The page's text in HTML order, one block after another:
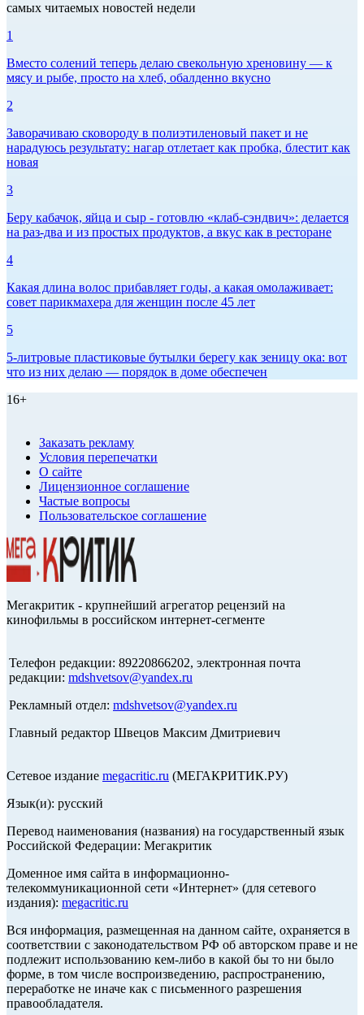
самых читаемых новостей недели
1
Вместо солений теперь делаю свекольную хреновину — к
мясу и рыбе, просто на хлеб, обалденно вкусно
2
Заворачиваю сковороду в полиэтиленовый пакет и не
нарадуюсь результату: нагар отлетает как пробка, блестит как
новая
3
Беру кабачок, яйца и сыр - готовлю «клаб-сэндвич»: делается
на раз-два и из простых продуктов, а вкус как в ресторане
4
Какая длина волос прибавляет годы, а какая омолаживает:
совет парикмахера для женщин после 45 лет
5
5-литровые пластиковые бутылки берегу как зеницу ока: вот
что из них делаю — порядок в доме обеспечен
16+
Заказать рекламу
Условия перепечатки
О сайте
Лицензионное соглашение
Частые вопросы
Пользовательское соглашение
Мегакритик - крупнейший агрегатор рецензий на
кинофильмы в российском интернет-сегменте
Телефон редакции: 89220866202, электронная почта
редакции: mdshvetsov@yandex.ru
Рекламный отдел: mdshvetsov@yandex.ru
Главный редактор Швецов Максим Дмитриевич
Сетевое издание megacritic.ru (МЕГАКРИТИК.РУ)
Язык(и): русский
Перевод наименования (названия) на государственный язык
Российской Федерации: Мегакритик
Доменное имя сайта в информационно-
телекоммуникационной сети «Интернет» (для сетевого
издания): megacritic.ru
Вся информация, размещенная на данном сайте, охраняется в
соответствии с законодательством РФ об авторском праве и не
подлежит использованию кем-либо в какой бы то ни было
форме, в том числе воспроизведению, распространению,
переработке не иначе как с письменного разрешения
правообладателя.